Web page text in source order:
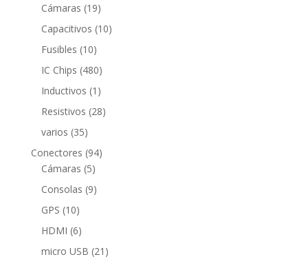
Cámaras 1919
productos
Capacitivos 1010
Fusibles 1010
productos
IC Chips 480480
productos
Inductivos 1 1
producto
Resistivos 2828
varios 3535
productos
Conectores 9494
Cámaras 55
productos
Consolas 99
GPS 1010
productos
HDMI 66
productos
micro USB 21 21